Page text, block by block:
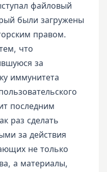
файловый
были загружены
правом.
что
за
иммунитета
последним
раз сделать
за действия
не только
а материалы,